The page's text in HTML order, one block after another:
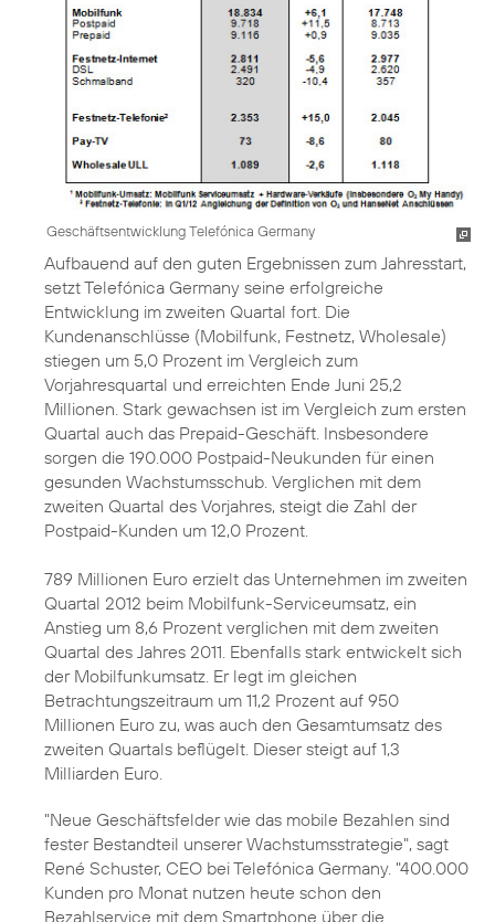
Geschäftsentwicklung Telefónica Germany
Aufbauend auf den guten Ergebnissen zum Jahresstart,
setzt Telefónica Germany seine erfolgreiche
Entwicklung im zweiten Quartal fort. Die
Kundenanschlüsse (Mobilfunk, Festnetz, Wholesale)
stiegen um 5,0 Prozent im Vergleich zum
Vorjahresquartal und erreichten Ende Juni 25,2
Millionen. Stark gewachsen ist im Vergleich zum ersten
Quartal auch das Prepaid-Geschäft. Insbesondere
sorgen die 190.000 Postpaid-Neukunden für einen
gesunden Wachstumsschub. Verglichen mit dem
zweiten Quartal des Vorjahres, steigt die Zahl der
Postpaid-Kunden um 12,0 Prozent.
789 Millionen Euro erzielt das Unternehmen im zweiten
Quartal 2012 beim Mobilfunk-Serviceumsatz, ein
Anstieg um 8,6 Prozent verglichen mit dem zweiten
Quartal des Jahres 2011. Ebenfalls stark entwickelt sich
der Mobilfunkumsatz. Er legt im gleichen
Betrachtungszeitraum um 11,2 Prozent auf 950
Millionen Euro zu, was auch den Gesamtumsatz des
zweiten Quartals beflügelt. Dieser steigt auf 1,3
Milliarden Euro.
"Neue Geschäftsfelder wie das mobile Bezahlen sind
fester Bestandteil unserer Wachstumsstrategie", sagt
René Schuster, CEO bei Telefónica Germany. "400.000
Kunden pro Monat nutzen heute schon den
Bezahlservice mit dem Smartphone über die